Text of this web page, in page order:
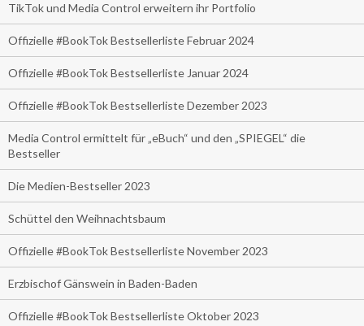
TikTok und Media Control erweitern ihr Portfolio
Offizielle #BookTok Bestsellerliste Februar 2024
Offizielle #BookTok Bestsellerliste Januar 2024
Offizielle #BookTok Bestsellerliste Dezember 2023
Media Control ermittelt für „eBuch“ und den „SPIEGEL“ die
Bestseller
Die Medien-Bestseller 2023
Schüttel den Weihnachtsbaum
Offizielle #BookTok Bestsellerliste November 2023
Erzbischof Gänswein in Baden-Baden
Offizielle #BookTok Bestsellerliste Oktober 2023